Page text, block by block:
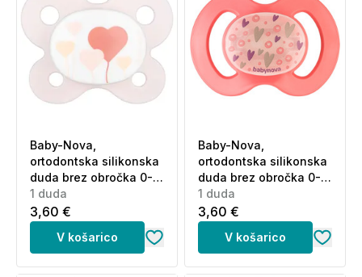
Baby-Nova,
ortodontska silikonska
duda brez obročka 0-2
m (1 duda)
1 duda
3,60 €
V košarico
Baby-Nova,
ortodontska silikonska
duda brez obročka 0-6
m (1 duda)
1 duda
3,60 €
V košarico